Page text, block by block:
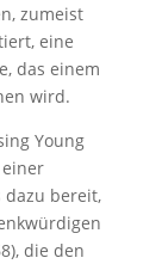
zumeist
eine
das einem
wird.
Young
dazu bereit,
die den